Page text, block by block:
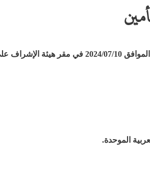
بحضور كل من:
الموحدة.